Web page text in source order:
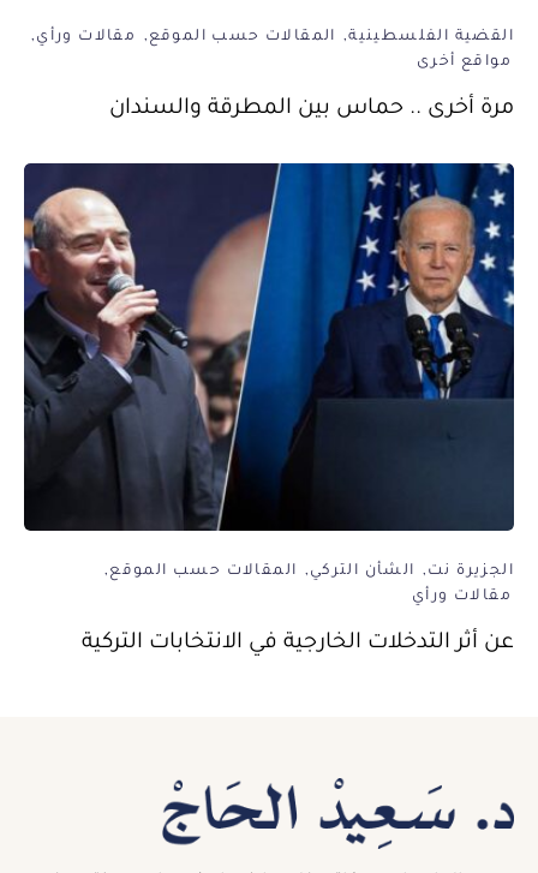
القضية الفلسطينية المقالات حسب الموقع
مقالات ورأي
مواقع أخرى
مرة أخرى .. حماس بين المطرقة والسندان
الجزيرة نت الشأن التركي
المقالات حسب الموقع
مقالات ورأي
عن أثر التدخلات الخارجية في الانتخابات التركية